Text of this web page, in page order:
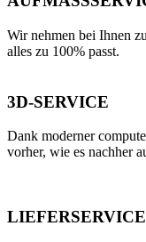
Wir nehmen bei Ihnen
alles zu 100% passt.
3D-SERVICE
Dank moderner
vorher, wie es nachher
LIEFERSERVICE